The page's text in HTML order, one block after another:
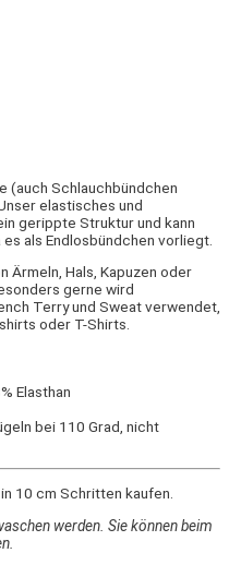
(auch Schlauchbündchen
elastisches und
gerippte Struktur und kann
als Endlosbündchen vorliegt.
Ärmeln, Hals, Kapuzen oder
gerne wird
Terry und Sweat verwendet,
oder T-Shirts.
Elasthan
bei 110 Grad, nicht
10 cm Schritten kaufen.
werden. Sie können beim